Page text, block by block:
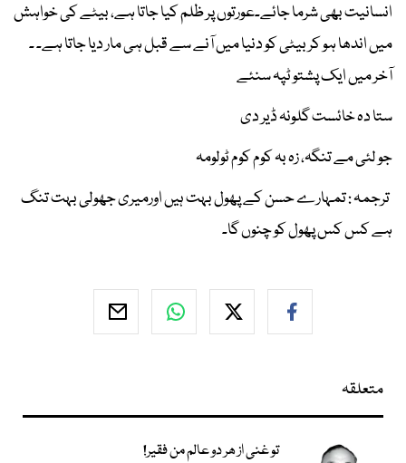
انسانیت بھی شرما جائے۔عورتوں پر ظلم کیا جاتا ہے، بیٹے کی خواہش
میں اندھا ہو کر بیٹی کو دنیا میں آنے سے قبل ہی مار دیا جاتا ہے۔ ۔
آخر میں ایک پشتو ٹپہ سنئے
ستا دہ خائست گلونہ ڈیر دی
جو لئی مے تنگہ، زہ بہ کوم کوم ٹولومہ
ترجمہ : تمہارے حسن کے پھول بہت ہیں اورمیری جھولی بہت تنگ
ہے کس کس پھول کو چنوں گا۔
متعلقہ
تو غنی از ھر دو عالم من فقیر!